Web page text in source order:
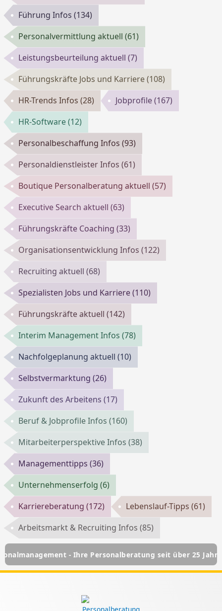
Führung Infos(134)
Personalvermittlung aktuell(61)
Leistungsbeurteilung aktuell(7)
Führungskräfte Jobs und Karriere(108)
HR-Trends Infos(28) Jobprofile(167)
HR-Software(12)
Personalbeschaffung Infos(93)
Personaldienstleister Infos(61)
Boutique Personalberatung aktuell(57)
Executive Search aktuell(63)
Führungskräfte Coaching(33)
Organisationsentwicklung Infos(122)
Recruiting aktuell(68)
Spezialisten Jobs und Karriere(110)
Führungskräfte aktuell(142)
Interim Management Infos(78)
Nachfolgeplanung aktuell(10)
Selbstvermarktung(26)
Zukunft des Arbeitens(17)
Beruf & Jobprofile Infos(160)
Mitarbeiterperspektive Infos(38)
Managementtipps(36)
Unternehmenserfolg(6)
Karriereberatung(172) Lebenslauf-Tipps(61)
Arbeitsmarkt & Recruiting Infos(85)
- Ihre Personalberatung seit über 25 Jahren HSC